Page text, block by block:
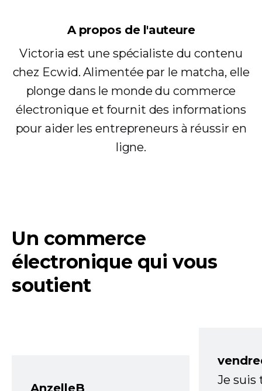
A propos de l'auteure
Victoria est une spécialiste du contenu
chez Ecwid. Alimentée par le matcha, elle
plonge dans le monde du commerce
électronique et fournit des informations
pour aider les entrepreneurs à réussir en
ligne.
Un commerce
électronique qui vous
soutient
AnzelleB
Je